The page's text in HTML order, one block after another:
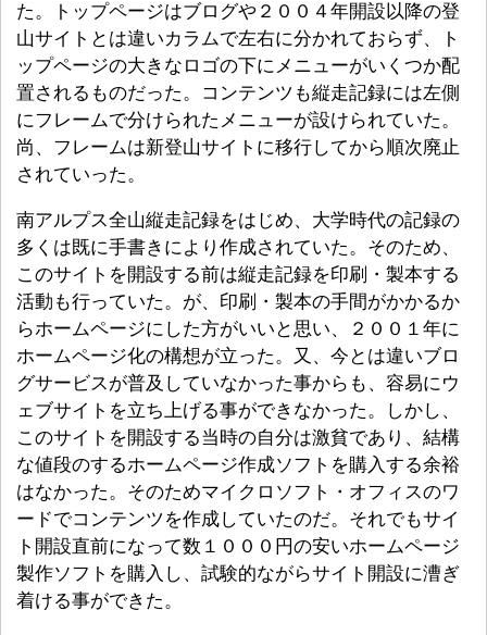
た。トップページはブログや２００４年開設以降の登
山サイトとは違いカラムで左右に分かれておらず、ト
ップページの大きなロゴの下にメニューがいくつか配
置されるものだった。コンテンツも縦走記録には左側
にフレームで分けられたメニューが設けられていた。
尚、フレームは新登山サイトに移行してから順次廃止
されていった。
南アルプス全山縦走記録をはじめ、大学時代の記録の
多くは既に手書きにより作成されていた。そのため、
このサイトを開設する前は縦走記録を印刷・製本する
活動も行っていた。が、印刷・製本の手間がかかるか
らホームページにした方がいいと思い、２００１年に
ホームページ化の構想が立った。又、今とは違いブロ
グサービスが普及していなかった事からも、容易にウ
ェブサイトを立ち上げる事ができなかった。しかし、
このサイトを開設する当時の自分は激貧であり、結構
な値段のするホームページ作成ソフトを購入する余裕
はなかった。そのためマイクロソフト・オフィスのワ
ードでコンテンツを作成していたのだ。それでもサイ
ト開設直前になって数１０００円の安いホームページ
製作ソフトを購入し、試験的ながらサイト開設に漕ぎ
着ける事ができた。